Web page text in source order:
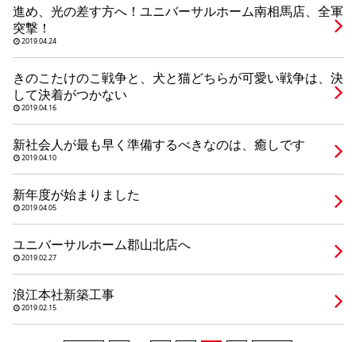
シミュレーション
キャンペーン・コラボ情報
家づくりの知識
企業情報
お問い合わせ
進め、光の差す方へ！ユニバーサルホーム南相馬店、全軍
突撃！
2019.04.24
きのこたけのこ戦争と、犬と猫どちらが可愛い戦争は、決
して決着がつかない
2019.04.16
新社会人が最も早く準備するべきなのは、癒しです
2019.04.10
新年度が始まりました
2019.04.05
ユニバーサルホーム郡山北店へ
2019.02.27
浪江本社新築工事
2019.02.15